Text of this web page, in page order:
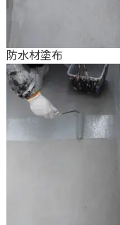
防水材塗布